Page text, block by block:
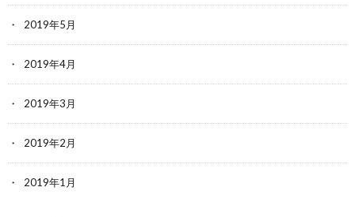
2019年5月
2019年4月
2019年3月
2019年2月
2019年1月